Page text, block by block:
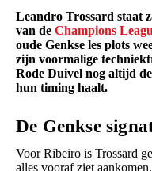
Leandro Trossard staat
van de Champions
oude Genkse les plots
zijn voormalige
Rode Duivel nog altijd
hun timing haalt.
De Genkse
Voor Ribeiro is Trossard
alles vooraf ziet